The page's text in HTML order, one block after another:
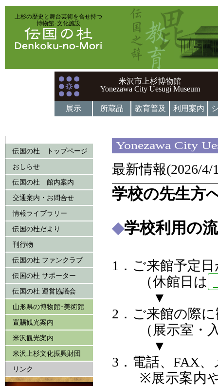
上杉の歴史と舞台芸術を合せ持つ
博物館･文化施設
米沢市上杉博物館
Yonezawa City Uesugi Museum
展示 所蔵品 教育普及 利用案内
伝国の杜 トップページ
おしらせ
伝国の杜 館内案内
交通案内・お問合せ
情報ライブラリー
伝国の杜だより
刊行物
伝国の杜 ファンクラブ
伝国の杜 サポーター
伝国の杜 運営協議会
山形県の博物館･美術館
置賜観光案内
米沢観光案内
米沢上杉文化振興財団
リンク
Yonezawa City
最新情報(2026/4/
学校の先生方
◆学校利用の
1．ご来館予定
（休館日は
▼
2．ご来館の際
（展示室・
▼
3．電話、FAX
※展示案内や